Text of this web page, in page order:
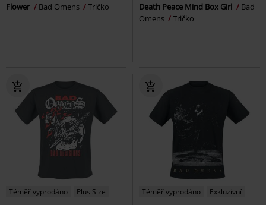
Flower Bad Omens Tričko Death Peace Mind Box Girl
Bad
Omens
Tričko
Téměř vyprodáno Plus Size Téměř vyprodáno Exkluzivní